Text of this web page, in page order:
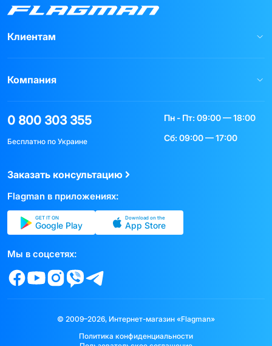
Клиентам
Компания
0 800 303 355
Бесплатно по Украине
Пн - Пт: 09:00 — 18:00
Сб: 09:00 — 17:00
Заказать консультацию
Flagman в приложениях:
GET IT ON
Google Play
Download on the
App Store
Мы в соцсетях:
© 2009–2026, Интернет-магазин «Flagman»
Политика конфиденциальности